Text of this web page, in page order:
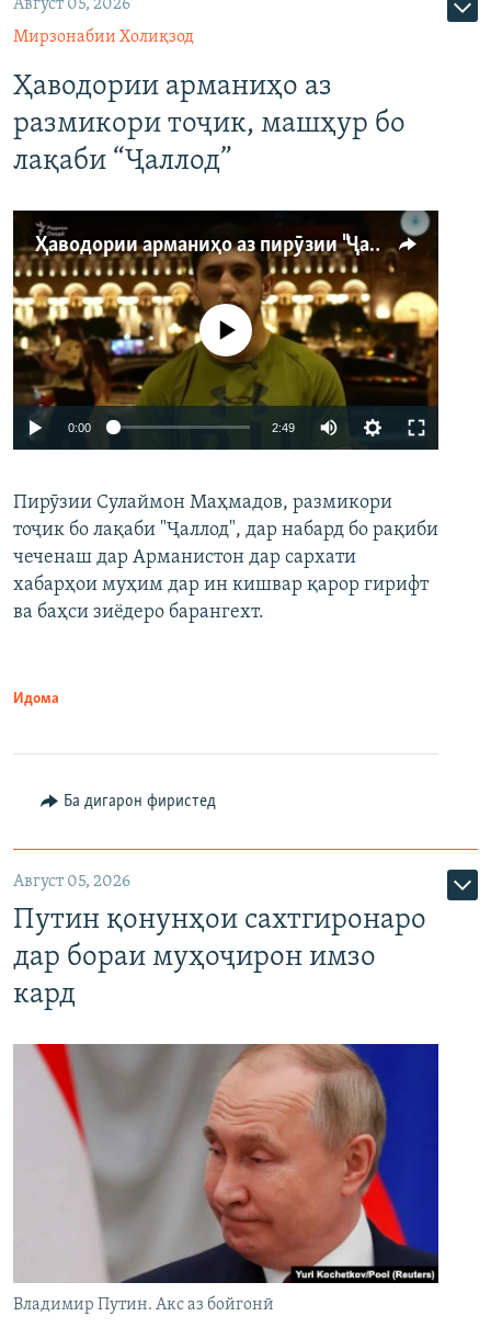
Август 05, 2026
Мирзонабии Холиқзод
Ҳаводории арманиҳо аз
размикори тоҷик, машҳур бо
лақаби “Ҷаллод”
Ҳаводории арманиҳо аз пирӯзии "Ҷаллод"-и тоҷик
Auto 240p 360p 480p
720p 1080p
Феълан кор намекунад
0:00 2:49
360p
480p
Пирӯзии Сулаймон Маҳмадов, размикори
тоҷик бо лақаби "Ҷаллод", дар набард бо рақиби
чеченаш дар Арманистон дар сархати
хабарҳои муҳим дар ин кишвар қарор гирифт
ва баҳси зиёдеро барангехт.
Идома
Ба дигарон фиристед
Август 05, 2026
Путин қонунҳои сахтгиронаро
дар бораи муҳоҷирон имзо
кард
Владимир Путин. Акс аз бойгонӣ